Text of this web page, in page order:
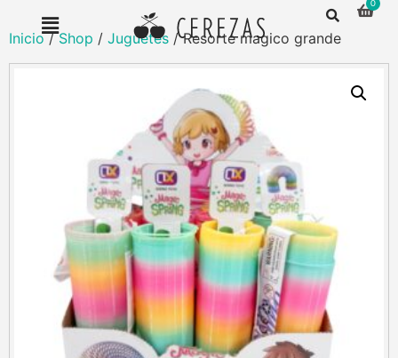
Inicio/Shop / Juguetes / Resorte magico grande